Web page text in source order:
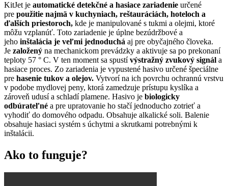
KitJet je automatické detekčné a hasiace zariadenie určené
pre použitie najmä v kuchyniach, reštauráciách, hoteloch a
ďalších priestoroch, kde je manipulované s tukmi a olejmi, ktoré
môžu vzplanúť. Toto zariadenie je úplne bezúdržbové a
jeho inštalácia je veľmi jednoduchá aj pre obyčajného človeka.
Je založený na mechanickom prevádzky a aktivuje sa po prekonaní
teploty 57 ° C. V ten moment sa spustívýstražný zvukový signál a
hasiace proces. Zo zariadenia je vypustené hasivo určené špeciálne
pre hasenie tukov a olejov. Vytvorí na ich povrchu ochrannú vrstvu
v podobe mydlovej peny, ktorá zamedzuje prístupu kyslíka a
zároveň udusí a schladí plamene. Hasivo je biologicky
odbúrateľné a pre upratovanie ho stačí jednoducho zotrieť a
vyhodiť do domového odpadu. Obsahuje alkalické soli. Balenie
obsahuje hasiaci systém s úchytmi a skrutkami potrebnými k
inštalácii.
Ako to funguje?